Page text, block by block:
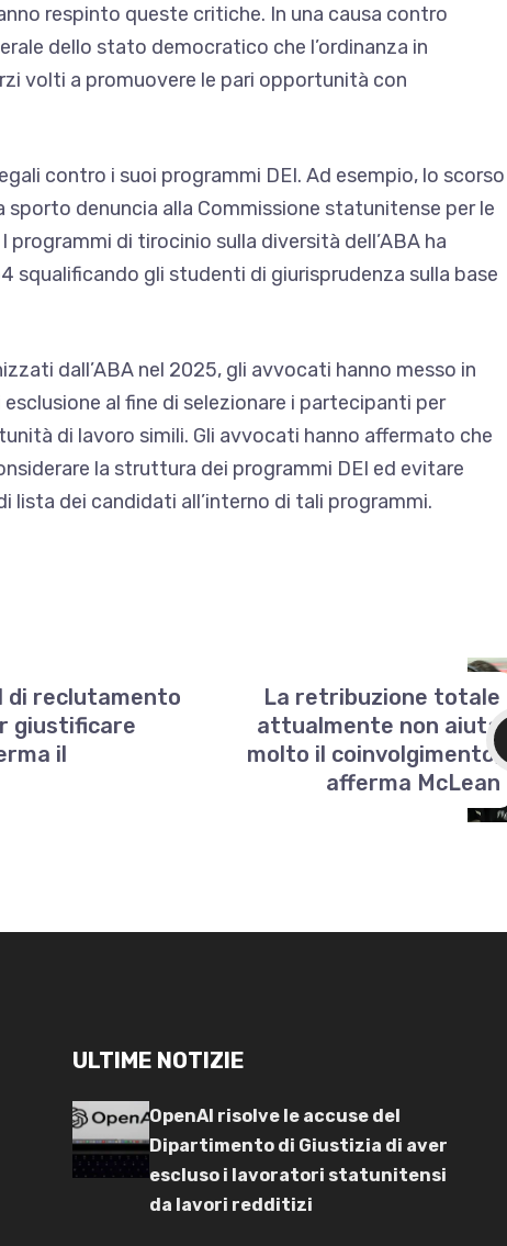
respinto queste critiche. In una causa contro
dello stato democratico che l’ordinanza in
volti a promuovere le pari opportunità con
contro i suoi programmi DEI. Ad esempio, lo scorso
denuncia alla Commissione statunitense per le
I programmi di tirocinio sulla diversità dell’ABA ha
squalificando gli studenti di giurisprudenza sulla base
dall’ABA nel 2025, gli avvocati hanno messo in
al fine di selezionare i partecipanti per
di lavoro simili. Gli avvocati hanno affermato che
la struttura dei programmi DEI ed evitare
lista dei candidati all’interno di tali programmi.
di reclutamento
giustificare
il
La retribuzione totale
attualmente non aiuta
molto il coinvolgimento,
afferma McLean
ULTIME NOTIZIE
OpenAI risolve le accuse del
Dipartimento di Giustizia di aver
escluso i lavoratori statunitensi
da lavori redditizi